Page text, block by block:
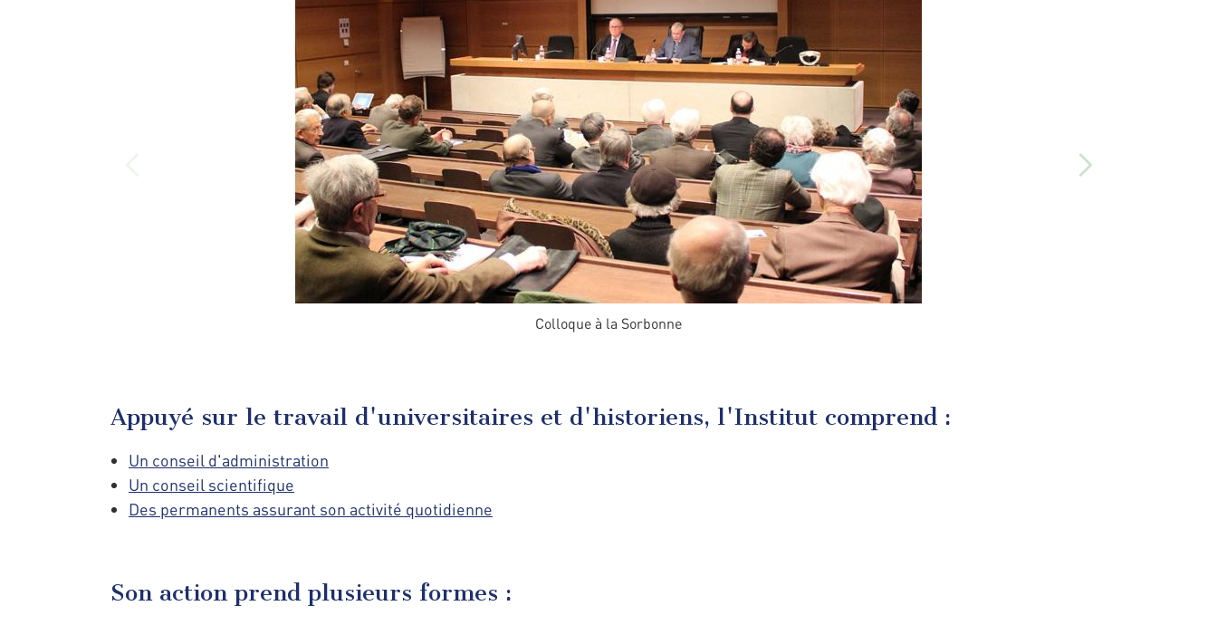
Colloque à la Sorbonne
Appuyé sur le travail d'universitaires et d'historiens, l'Institut comprend :
Un conseil d'administration
Un conseil scientifique
Des permanents assurant son activité quotidienne
Son action prend plusieurs formes :